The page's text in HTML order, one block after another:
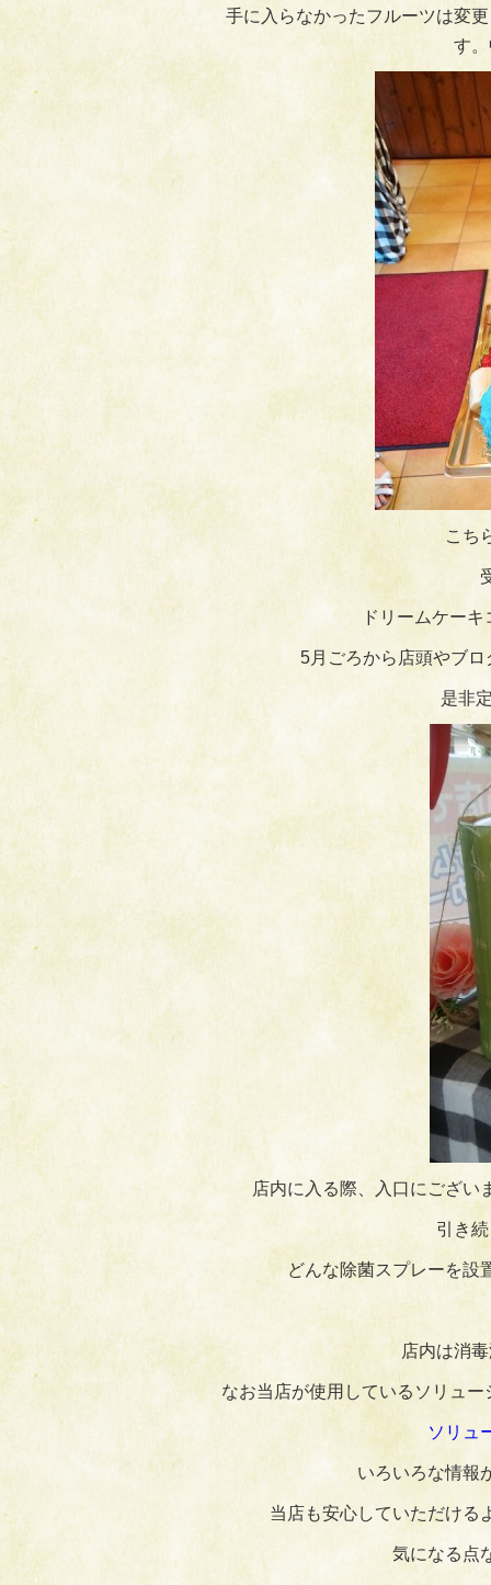
手に入らなかったフルーツは変
す
こち
ドリームケー
5月ごろから店頭やブ
是非
店内に入る際、入口にござい
引き
どんな除菌スプレーを設
店内は消
なお当店が使用しているソリュ
ソリュ
いろいろな情報
当店も安心していただける
気になる点